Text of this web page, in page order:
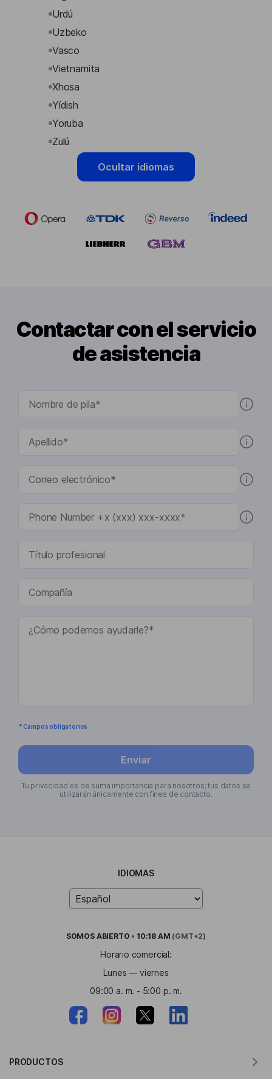
Urdú
Uzbeko
Vasco
Vietnamita
Xhosa
Yídish
Yoruba
Zulú
Ocultar idiomas
Contactar con el servicio
de asistencia
* Campos obligatorios
Enviar
Tu privacidad es de suma importancia para nosotros; tus datos se
utilizarán únicamente con fines de contacto.
IDIOMAS
SOMOS ABIERTO • 10:18 AM (GMT+2)
Horario comercial:
Lunes — viernes
09:00 a. m. - 5:00 p. m.
PRODUCTOS